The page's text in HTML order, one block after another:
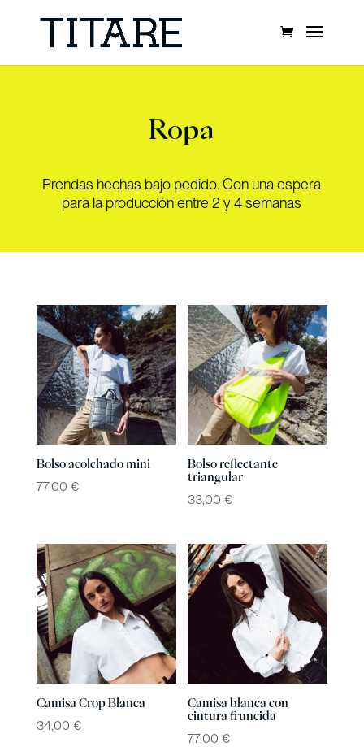
Ropa
Prendas hechas bajo pedido. Con una espera
para la producción entre 2 y 4 semanas
Bolso acolchado mini
77,00 €
Bolso reflectante
triangular
33,00 €
Camisa Crop Blanca
34,00 €
Camisa blanca con
cintura fruncida
77,00 €